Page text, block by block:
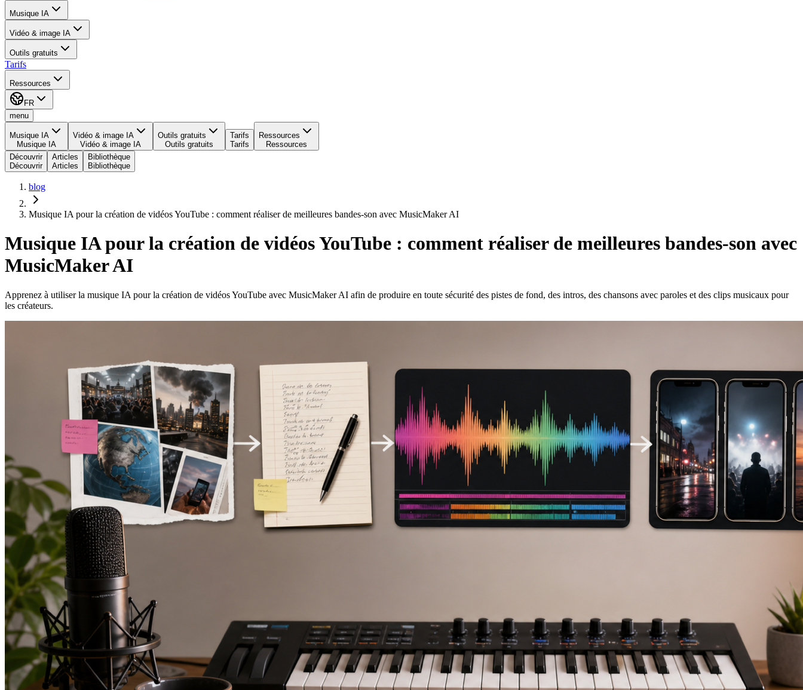
Musique IA
Vidéo & image IA
Outils gratuits
Tarifs
Ressources
FR
menu
Musique IA
Musique IA
Vidéo & image IA
Vidéo & image IA
Outils gratuits
Outils gratuits
Tarifs
Tarifs
Ressources
Ressources
Découvrir
Découvrir
Articles
Articles
Bibliothèque
Bibliothèque
blog
Musique IA pour la création de vidéos YouTube : comment réaliser de meilleures bandes-son avec MusicMaker AI
Musique IA pour la création de vidéos YouTube : comment réaliser de meilleures bandes-son avec
MusicMaker AI
Apprenez à utiliser la musique IA pour la création de vidéos YouTube avec MusicMaker AI afin de produire en toute sécurité des pistes de fond, des intros, des chansons avec paroles et des clips musicaux pour
les créateurs.